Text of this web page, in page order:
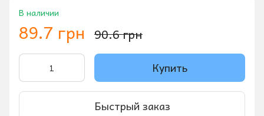
В наличии
89.7 грн 90.6 грн
Купить
Быстрый заказ